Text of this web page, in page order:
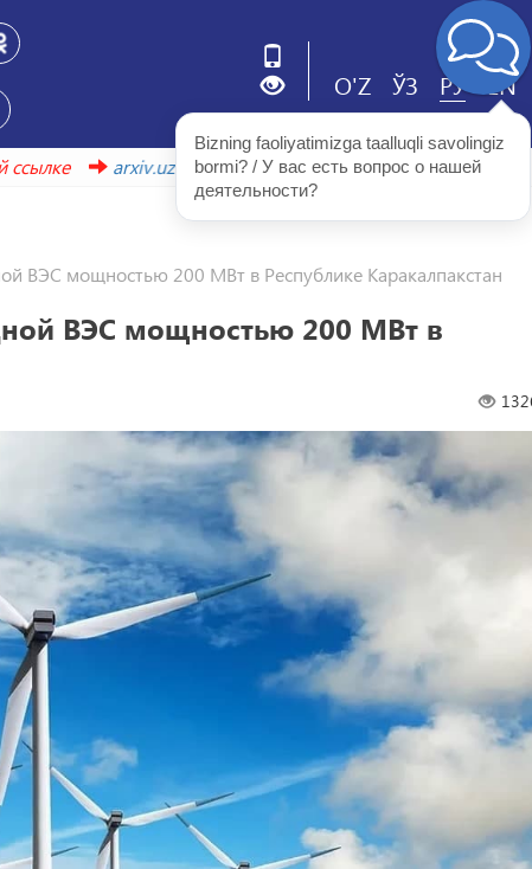
O'Z ЎЗ РУ EN
по этой ссылке
arxiv.uzbekistonmet.uz
ВЭС мощностью 200 МВт в Республике Каракалпакстан
ВЭС мощностью 200 МВт в
Bizning faoliyatimizga taalluqli savolingiz
bormi? / У вас есть вопрос о нашей
деятельности?